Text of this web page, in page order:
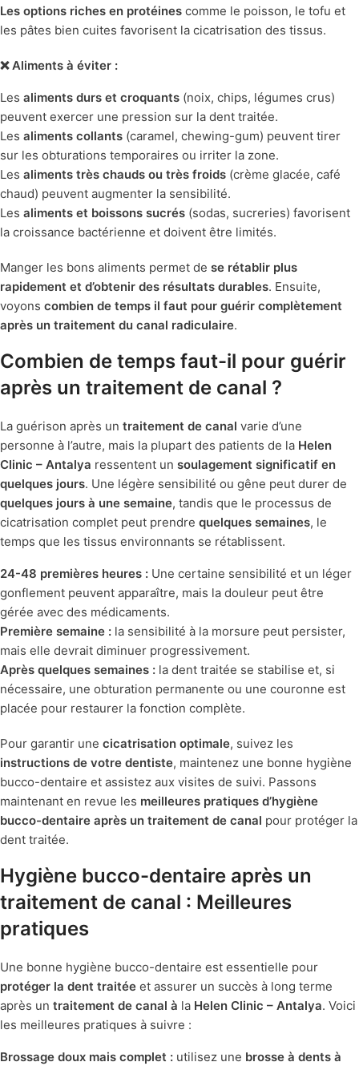
Les options riches en protéines comme le poisson, le tofu et
les pâtes bien cuites favorisent la cicatrisation des tissus.
❌ Aliments à éviter :
Les aliments durs et croquants (noix, chips, légumes crus)
peuvent exercer une pression sur la dent traitée.
Les aliments collants (caramel, chewing-gum) peuvent tirer
sur les obturations temporaires ou irriter la zone.
Les aliments très chauds ou très froids (crème glacée, café
chaud) peuvent augmenter la sensibilité.
Les aliments et boissons sucrés (sodas, sucreries) favorisent
la croissance bactérienne et doivent être limités.
Manger les bons aliments permet de se rétablir plus
rapidement et d’obtenir des résultats durables. Ensuite,
voyons combien de temps il faut pour guérir complètement
après un traitement du canal radiculaire.
Combien de temps faut-il pour guérir
après un traitement de canal ?
La guérison après un traitement de canal varie d’une
personne à l’autre, mais la plupart des patients de la Helen
Clinic – Antalya ressentent un soulagement significatif en
quelques jours. Une légère sensibilité ou gêne peut durer de
quelques jours à une semaine, tandis que le processus de
cicatrisation complet peut prendre quelques semaines, le
temps que les tissus environnants se rétablissent.
24-48 premières heures : Une certaine sensibilité et un léger
gonflement peuvent apparaître, mais la douleur peut être
gérée avec des médicaments.
Première semaine : la sensibilité à la morsure peut persister,
mais elle devrait diminuer progressivement.
Après quelques semaines : la dent traitée se stabilise et, si
nécessaire, une obturation permanente ou une couronne est
placée pour restaurer la fonction complète.
Pour garantir une cicatrisation optimale, suivez les
instructions de votre dentiste, maintenez une bonne hygiène
bucco-dentaire et assistez aux visites de suivi. Passons
maintenant en revue les meilleures pratiques d’hygiène
bucco-dentaire après un traitement de canal pour protéger la
dent traitée.
Hygiène bucco-dentaire après un
traitement de canal : Meilleures
pratiques
Une bonne hygiène bucco-dentaire est essentielle pour
protéger la dent traitée et assurer un succès à long terme
après un traitement de canal à la Helen Clinic – Antalya. Voici
les meilleures pratiques à suivre :
Brossage doux mais complet : utilisez une brosse à dents à